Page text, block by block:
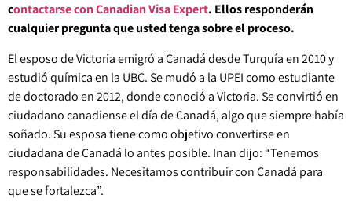
contactarse con Canadian Visa Expert. Ellos responderán
cualquier pregunta que usted tenga sobre el proceso.
El esposo de Victoria emigró a Canadá desde Turquía en 2010 y
estudió química en la UBC. Se mudó a la UPEI como estudiante
de doctorado en 2012, donde conoció a Victoria. Se convirtió en
ciudadano canadiense el día de Canadá, algo que siempre había
soñado. Su esposa tiene como objetivo convertirse en
ciudadana de Canadá lo antes posible. Inan dijo: “Tenemos
responsabilidades. Necesitamos contribuir con Canadá para
que se fortalezca”.